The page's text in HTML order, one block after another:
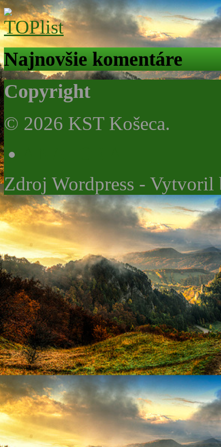
Najnovšie komentáre
Copyright
© 2026 KST Košeca.
Zdroj Wordpress -